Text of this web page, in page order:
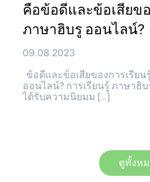
คือข้อดีและข้อเสียข
ภาษาฮิบรู ออนไลน์?
09.08.2023
ข้อดีและข้อเสียของการเรียน
ออนไลน์? การเรียนรู้ ภาษาฮิ
ได้รับความนิยมม […]
ดูทั้งห